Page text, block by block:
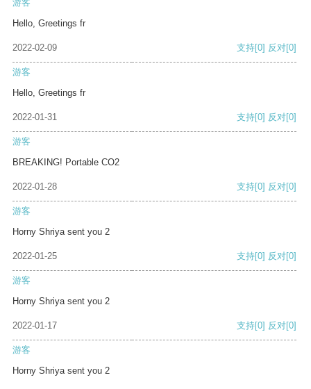
游客
Hello, Greetings fr
2022-02-09 支持[0] 反对[0]
游客
Hello, Greetings fr
2022-01-31 支持[0] 反对[0]
游客
BREAKING! Portable CO2
2022-01-28 支持[0] 反对[0]
游客
Horny Shriya sent you 2
2022-01-25 支持[0] 反对[0]
游客
Horny Shriya sent you 2
2022-01-17 支持[0] 反对[0]
游客
Horny Shriya sent you 2